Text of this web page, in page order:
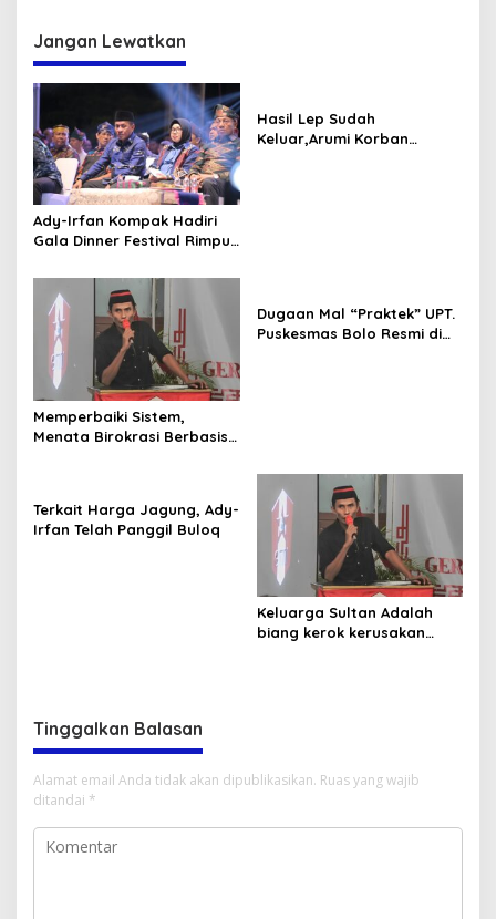
Jangan Lewatkan
Ady-Irfan Kompak Hadiri
Gala Dinner Festival Rimpu
Hasil Lep Sudah
Keluar,Arumi Korban
Memperbaiki Sistem,
Menata Birokrasi Berbasis
Dugaan Mal “Praktek” UPT.
Puskesmas Bolo Resmi di
Terkait Harga Jagung, Ady-
Irfan Telah Panggil Buloq
Keluarga Sultan Adalah
biang kerok kerusakan
Tinggalkan Balasan
Alamat email Anda tidak akan dipublikasikan. Ruas yang wajib
ditandai *